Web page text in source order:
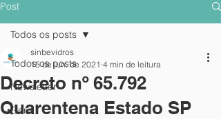
Post
Todos os posts
Newsletter
Geral
Todos os posts
Decreto nº 65.792
Quarentena Estado SP
sinbevidros
15 de jun. de 2021 4 min de leitura